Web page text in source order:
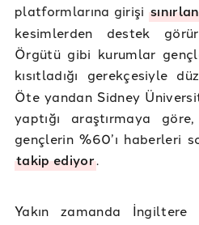
platformlarına girişi
kesimlerden destek
Örgütü gibi kurumlar
kısıtladığı gerekçesiyle
Öte yandan Sidney
yaptığı araştırmaya
gençlerin %60’ı haberleri
takip ediyor.
Yakın zamanda